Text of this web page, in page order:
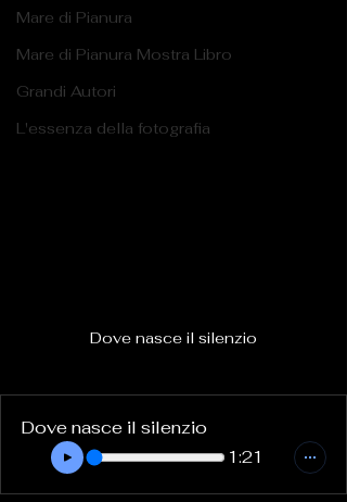
Mare di Pianura
Mare di Pianura Mostra Libro
Grandi Autori
L'essenza della fotografia
Dove nasce il silenzio
Dove nasce il silenzio
1:21